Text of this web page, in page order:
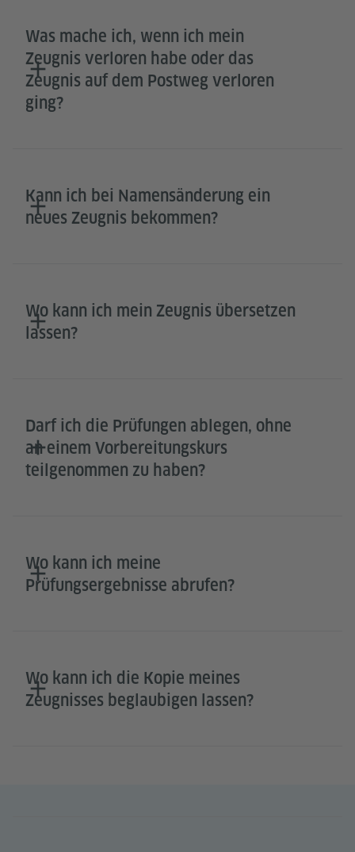
Was mache ich, wenn ich mein
Zeugnis verloren habe oder das
Zeugnis auf dem Postweg verloren
ging?
Kann ich bei Namensänderung ein
neues Zeugnis bekommen?
Wo kann ich mein Zeugnis übersetzen
lassen?
Darf ich die Prüfungen ablegen, ohne
an einem Vorbereitungskurs
teilgenommen zu haben?
Wo kann ich meine
Prüfungsergebnisse abrufen?
Wo kann ich die Kopie meines
Zeugnisses beglaubigen lassen?